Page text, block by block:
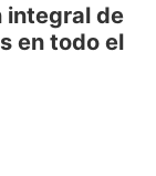
integral de
en todo el